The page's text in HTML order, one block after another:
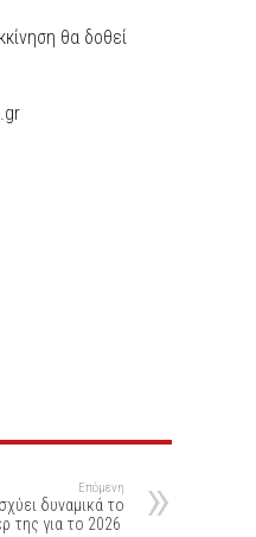
θα δοθεί
Επόμενη
δυναμικά το
της για το 2026